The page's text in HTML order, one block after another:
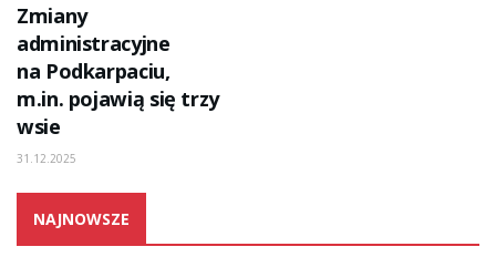
Zmiany
administracyjne
na Podkarpaciu,
m.in. pojawią się trzy
wsie
31.12.2025
NAJNOWSZE